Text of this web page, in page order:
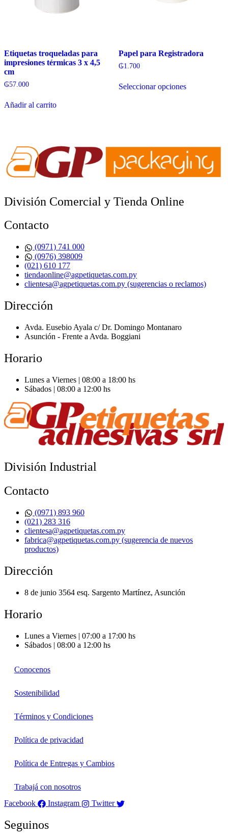
Etiquetas troqueladas para
impresiones térmicas 3 x 4,5
cm
₲57.000
Añadir al carrito
Papel para Registradora
₲1.700
Seleccionar opcionesproducto
pueden
elegir
en
la
División Comercial​ y Tienda Online
Contacto
(0971) 741 000
(0976) 398009
(021) 610 177
tiendaonline@agpetiquetas.com.py
clientesa@agpetiquetas.com.py (sugerencias o reclamos)
Dirección
Avda. Eusebio Ayala c/ Dr. Domingo Montanaro
Asunción - Frente a Avda. Boggiani
Horario
Lunes a Viernes | 08:00 a 18:00 hs
Sábados | 08:00 a 12:00 hs
División Industrial​
Contacto
(0971) 893 960
(021) 283 316
clientesa@agpetiquetas.com.py
fabrica@agpetiquetas.com.py (sugerencia de nuevos
productos)
Dirección
8 de junio 3564 esq. Sargento Martínez, Asunción
Horario
Lunes a Viernes | 07:00 a 17:00 hs
Sábados | 08:00 a 12:00 hs
Conocenos
Sostenibilidad
Términos y Condiciones
Política de privacidad
Política de Entregas y Cambios
Trabajá con nosotros
Facebook
Instagram Twitter
Seguinos